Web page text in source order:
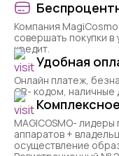
Компания
совершать покупки
кредит.
Удобная
Онлайн платеж,
QR- кодом, наличные
MAGICOSMO-
аппаратов +
осуществление